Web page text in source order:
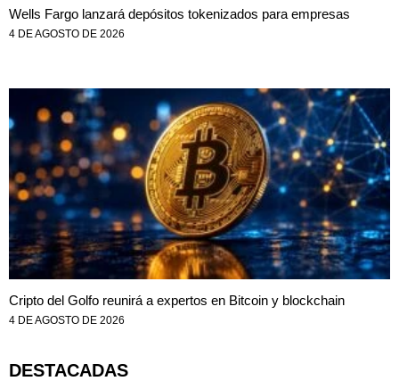
Wells Fargo lanzará depósitos tokenizados para empresas
4 DE AGOSTO DE 2026
Cripto del Golfo reunirá a expertos en Bitcoin y blockchain
4 DE AGOSTO DE 2026
DESTACADAS